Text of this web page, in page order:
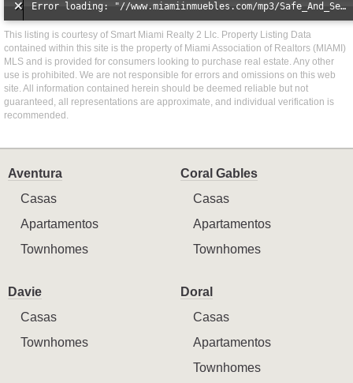
Error loading: "//www.miamiinmuebles.com/mp3/Safe_And_Secure_full_mix_mp3.mp3"
This listing is courtesy of Smart Miami Realty 2 Llc. Property Listing Data
contained within this site is the property of Miami Association of Realtors (MIAMI)
MLS and is provided for consumers looking to purchase real estate. Any other
use is prohibited. We are not responsible for errors and omissions on this web
site. All information contained herein should be deemed reliable but not
guaranteed, all representations are approximate, and individual verification is
recommended.
Aventura
Casas
Apartamentos
Townhomes
Coral Gables
Casas
Apartamentos
Townhomes
Davie
Casas
Townhomes
Doral
Casas
Apartamentos
Townhomes